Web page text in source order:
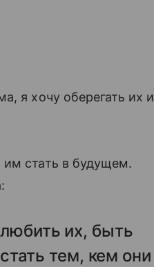
я хочу оберегать их и
им стать в будущем.
их, быть
тем, кем они